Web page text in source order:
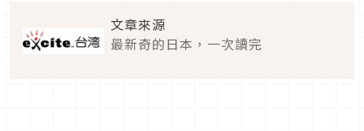
文章來源
最新奇的日本，一次讀完